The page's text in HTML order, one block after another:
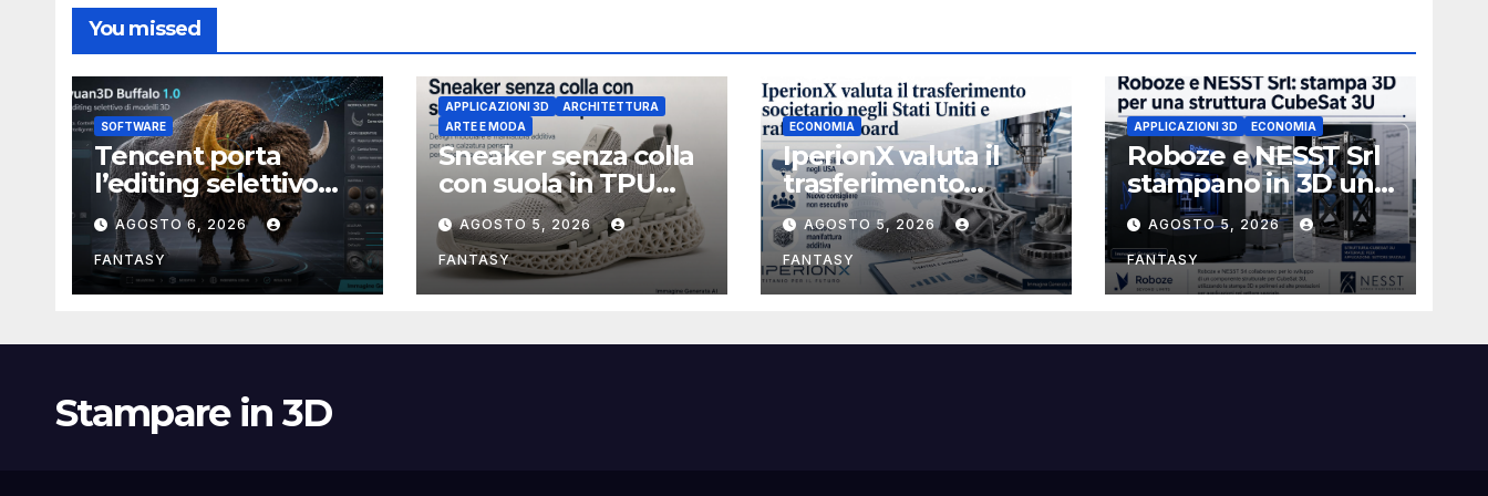
You missed
SOFTWARE
Tencent porta
l’editing selettivo
nei modelli 3D con
Hunyuan3D-Buffalo
1.0
AGOSTO 6, 2026
FANTASY
APPLICAZIONI 3D
ARCHITETTURA
ARTE E MODA
Sneaker senza colla
con suola in TPU
stampata in 3D
AGOSTO 5, 2026
FANTASY
ECONOMIA
IperionX valuta il
trasferimento
societario negli Stati
Uniti e rafforza il
board, ha nominato
Michael J. Loparco
indipendente non
AGOSTO 5, 2026
FANTASY
APPLICAZIONI 3D ECONOMIA
Roboze e NESST Srl
stampano in 3D una
struttura CubeSat
3U in Carbon PEEK
AGOSTO 5, 2026
FANTASY
Stampare in 3D